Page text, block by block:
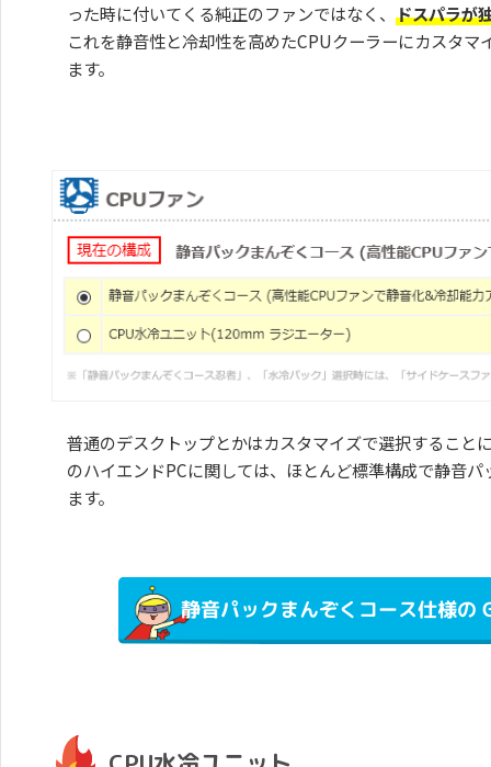
った時に付いてくる純正のファンではなく、 ドスパラが
これを静音性と冷却性を高めたCPUクーラーにカスタマ
ます。
普通のデスクトップとかはカスタマイズで選択すること
のハイエンドPCに関しては、ほとんど標準構成で静音
ます。
静音パックまんぞくコース仕様の